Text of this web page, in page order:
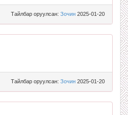
Тайлбар оруулсан: Зочин 2025-01-20
Тайлбар оруулсан: Зочин 2025-01-20